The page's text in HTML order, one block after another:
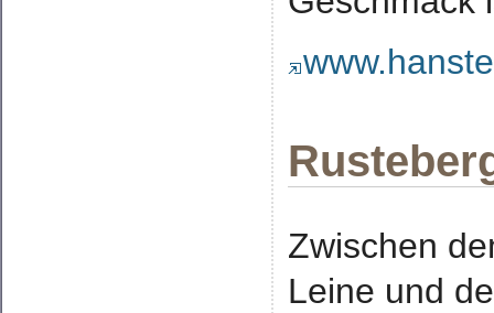
Zwischen
Leine und